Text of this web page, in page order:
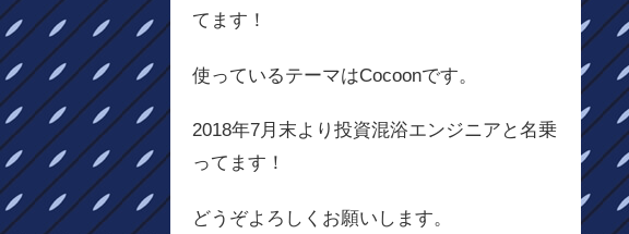
てます！
使っているテーマはCocoonです。
2018年7月末より投資混浴エンジニアと名乗
ってます！
どうぞよろしくお願いします。